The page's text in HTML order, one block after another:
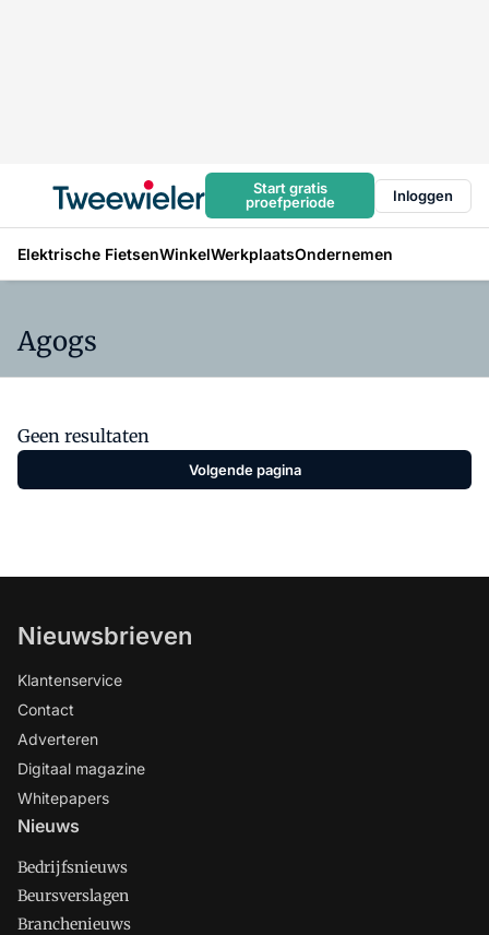
Start gratis
proefperiode
Inloggen
Elektrische FietsenWinkelWerkplaatsOndernemen
Agogs
Geen resultaten
Volgende pagina
Nieuwsbrieven
Klantenservice
Contact
Adverteren
Digitaal magazine
Whitepapers
Nieuws
Bedrijfsnieuws
Beursverslagen
Branchenieuws